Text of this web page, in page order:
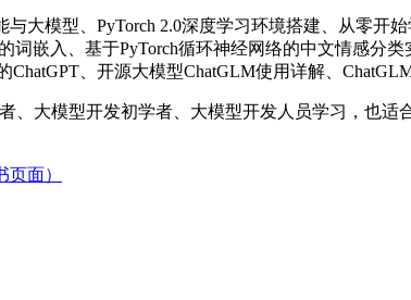
大模型、PyTorch 2.0深度学习环境搭建、从零开
嵌入、基于PyTorch循环神经网络的中文情感分
、开源大模型ChatGLM使用详解、
、大模型开发初学者、大模型开发人员学习，也
面）